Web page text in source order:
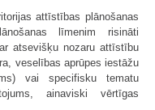
attīstības plānošanas
līmenim risināti
atsevišķu nozaru attīstību
veselības aprūpes iestāžu
vai specifisku tematu
ainaviski vērtīgas